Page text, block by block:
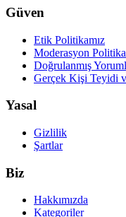
Güven
Etik Politikamız
Moderasyon
Doğrulanmış
Gerçek Kişi Teyidi
Yasal
Gizlilik
Şartlar
Biz
Hakkımızda
Kategoriler